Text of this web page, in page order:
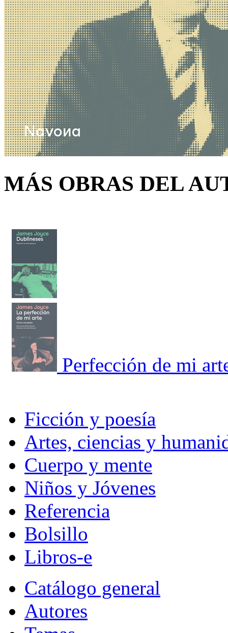
MÁS OBRAS DEL
Perfección de mi
Ficción y poesía
Artes, ciencias y
Cuerpo y mente
Niños y Jóvenes
Referencia
Bolsillo
Libros-e
Catálogo general
Autores